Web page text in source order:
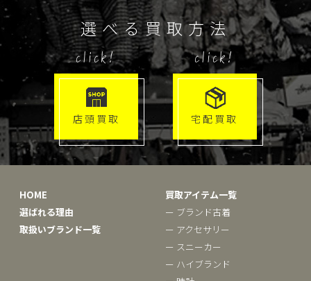
選べる買取方法
click!
店頭買取
click!
宅配買取
HOME
選ばれる理由
取扱いブランド一覧
買取アイテム一覧
ー ブランド古着
ー アクセサリー
ー スニーカー
ー ハイブランド